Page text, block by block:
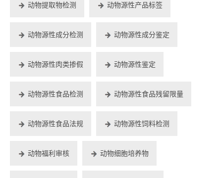
动物提取物检测 动物源性产品标签
动物源性成分检测 动物源性成分鉴定
动物源性肉类掺假 动物源性鉴定
动物源性食品检测 动物源性食品残留限量
动物源性食品法规 动物源性饲料检测
动物福利审核 动物细胞培养物